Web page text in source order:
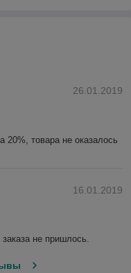
26.01.2019
20%, товара не оказалось
16.01.2019
не пришлось.